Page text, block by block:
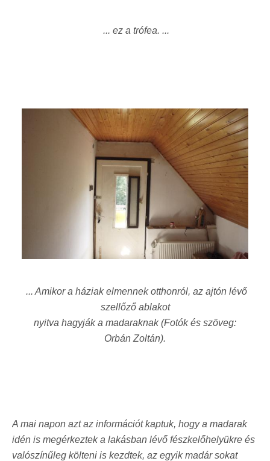
... ez a trófea. ...
... Amikor a háziak elmennek otthonról, az ajtón lévő
szellőző ablakot
nyitva hagyják a madaraknak (Fotók és szöveg:
Orbán Zoltán).
A mai napon azt az információt kaptuk, hogy a madarak
idén is megérkeztek a lakásban lévő fészkelőhelyükre és
valószínűleg költeni is kezdtek, az egyik madár sokat